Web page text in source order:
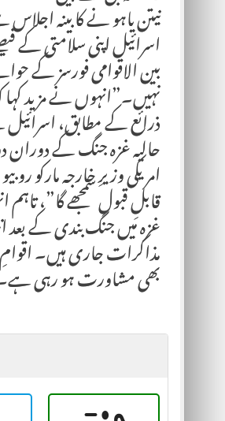
نیتن یاہو نے کابینہ
اسرائیل اپنی سلامتی
بین الاقوامی فورسز کے
نہیں۔”انہوں نے مزید
ذرائع کے مطابق،
حالیہ غزہ جنگ کے
امریکی وزیرِ خارجہ
قابلِ قبول سمجھے گا”،
غزہ میں جنگ بندی کے
مذاکرات جاری ہیں۔ اقوامِ
بھی مشاورت ہو رہی